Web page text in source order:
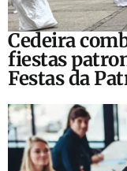
Cedeira
fiestas
Festas da